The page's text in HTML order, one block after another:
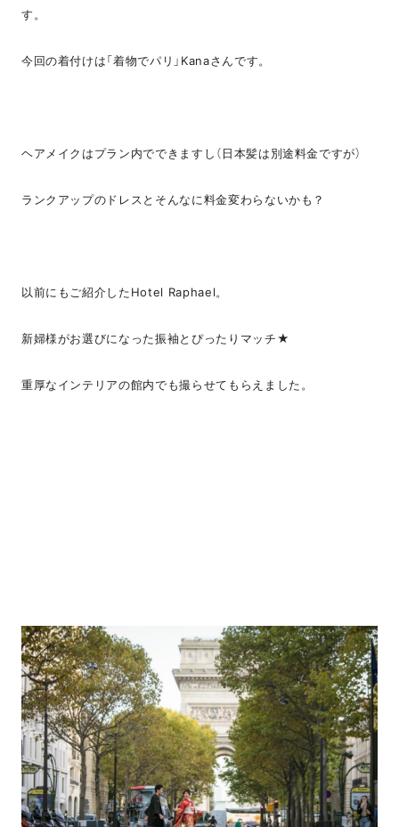
す。
今回の着付けは「着物でパリ」Kanaさんです。
ヘアメイクはプラン内でできますし（日本髪は別途料金ですが）
ランクアップのドレスとそんなに料金変わらないかも？
以前にもご紹介したHotel Raphael。
新婦様がお選びになった振袖とぴったりマッチ★
重厚なインテリアの館内でも撮らせてもらえました。